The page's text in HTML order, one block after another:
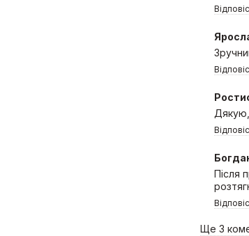
Після
Ще 3